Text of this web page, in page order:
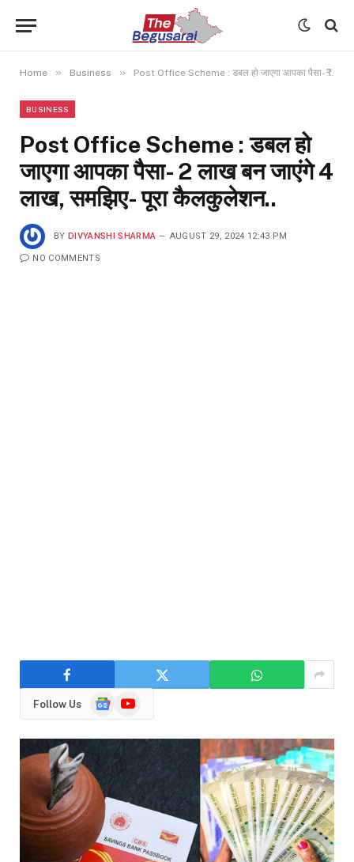
Home » Business » Post Office Scheme : डबल हो जाएगा आपका पैसा- ₹2 लाख बन जाएंगे ₹4 लाख, समझिए- पूरा कैलकुलेशन..
BUSINESS
Post Office Scheme : डबल हो
जाएगा आपका पैसा- ₹2 लाख बन जाएंगे ₹4
लाख, समझिए- पूरा कैलकुलेशन..
BY DIVYANSHI SHARMA AUGUST 29, 2024 12:43 PM
NO COMMENTS
Follow Us
GoogleYouTube